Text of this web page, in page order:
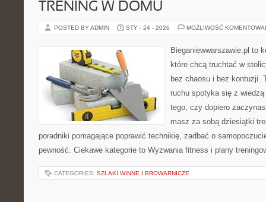
TRENING W DOMU
POSTED BY ADMIN STY - 24 - 2026 MOŻLIWOŚĆ
Bieganiewwarszawie.pl to
które chcą truchtać w
bez chaosu i bez kontuzji.
ruchu spotyka się z
tego, czy dopiero
masz za sobą dziesiątki
poradniki pomagające poprawić technikię, zadbać o
pewność. Ciekawe kategorie to Wyzwania fitness i plany
CATEGORIES: SZLAKI WINNE I BROWARNICZE